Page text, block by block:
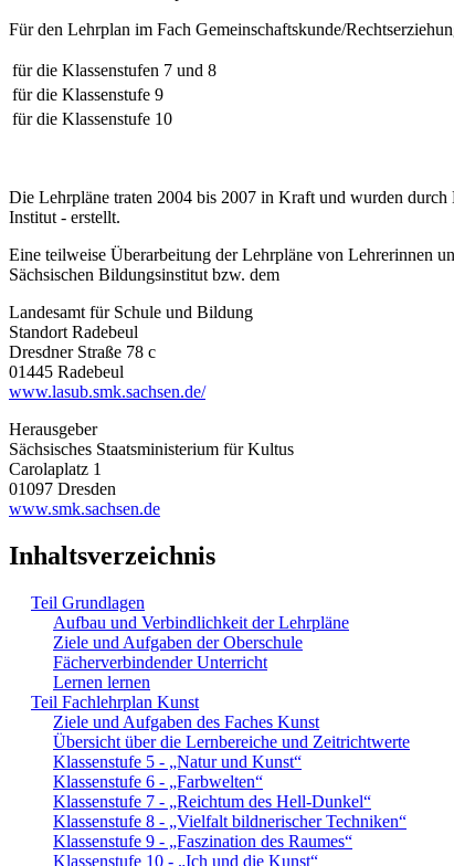
Für den Lehrplan im Fach Gemeinschaftskunde/
für die Klassenstufen 7 und 8
für die Klassenstufe 9
für die Klassenstufe 10
Die Lehrpläne traten 2004 bis 2007 in Kraft und wurden
Institut - erstellt.
Eine teilweise Überarbeitung der Lehrpläne von Lehrerinnen
Sächsischen Bildungsinstitut bzw. dem
Landesamt für Schule und Bildung
Standort Radebeul
Dresdner Straße 78 c
01445 Radebeul
www.lasub.smk.sachsen.de/
Herausgeber
Sächsisches Staatsministerium für Kultus
Carolaplatz 1
01097 Dresden
www.smk.sachsen.de
Inhaltsverzeichnis
Teil Grundlagen
Aufbau und Verbindlichkeit der Lehrpläne
Ziele und Aufgaben der Oberschule
Fächerverbindender Unterricht
Lernen lernen
Teil Fachlehrplan Kunst
Ziele und Aufgaben des Faches Kunst
Übersicht über die Lernbereiche und Zeitrichtwerte
Klassenstufe 5 - „Natur und Kunst“
Klassenstufe 6 - „Farbwelten“
Klassenstufe 7 - „Reichtum des Hell-Dunkel“
Klassenstufe 8 - „Vielfalt bildnerischer Techniken“
Klassenstufe 9 - „Faszination des Raumes“
Klassenstufe 10 - „Ich und die Kunst“